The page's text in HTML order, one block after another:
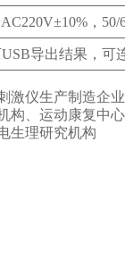
AC220V±10%，50/
导出结果，可
激仪生产制造企业
构、运动康复中心
生理研究机构